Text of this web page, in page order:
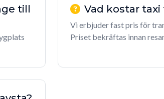
till
Vad kostar taxi
Vi erbjuder fast pris för
Priset bekräftas innan